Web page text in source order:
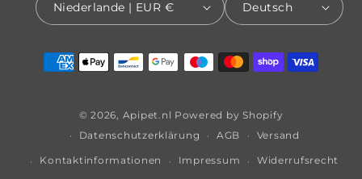
Niederlande | EUR € Deutsch
© 2026, Apipet.nl Powered by Shopify
Datenschutzerklärung
AGB Versand
Kontaktinformationen Impressum Widerrufsrecht